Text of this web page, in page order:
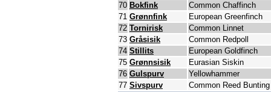
70 Bokfink
Common Chaffinch
71 Grønnfink
European Greenfinch
72 Tornirisk
Common Linnet
73 Gråsisik
Common Redpoll
74 Stillits
European Goldfinch
75 Grønnsisik
Eurasian Siskin
76 Gulspurv
Yellowhammer
77 Sivspurv
Common Reed Bunting